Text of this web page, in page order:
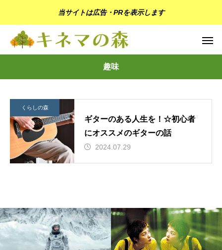
当サイトは広告・PRを表示します
趣味
くらしの森
ギターのある人生を！☆初心者
にオススメのギターの話
2024.07.29